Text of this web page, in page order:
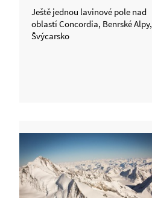
Ještě jednou lavinové pole nad
oblastí Concordia, Benrské Alpy,
Švýcarsko